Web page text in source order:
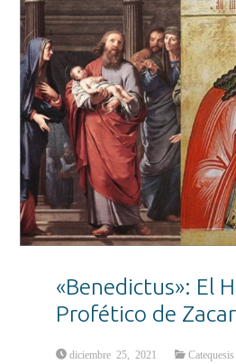
«Benedictus»: El
Profético de
diciembre 25, 2021